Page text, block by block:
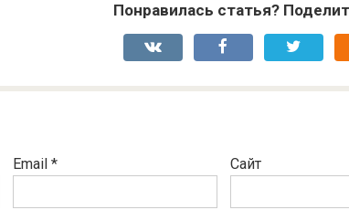
Понравилась статья?
Email * Сайт